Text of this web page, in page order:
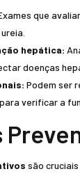
que
hepática:
doenças
Podem ser
verificar a
são